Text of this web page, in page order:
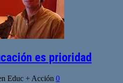
es prioridad
Educ + Acción 0